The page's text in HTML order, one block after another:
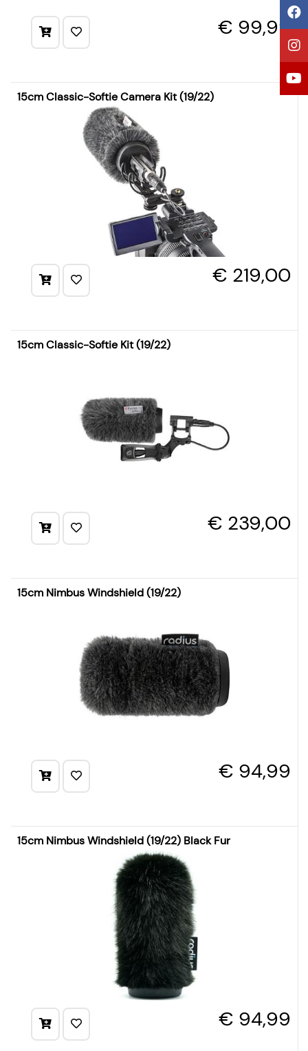
€ 99,99
15cm Classic-Softie Camera Kit (19/22)
€ 219,00
15cm Classic-Softie Kit (19/22)
€ 239,00
15cm Nimbus Windshield (19/22)
€ 94,99
15cm Nimbus Windshield (19/22) Black Fur
€ 94,99